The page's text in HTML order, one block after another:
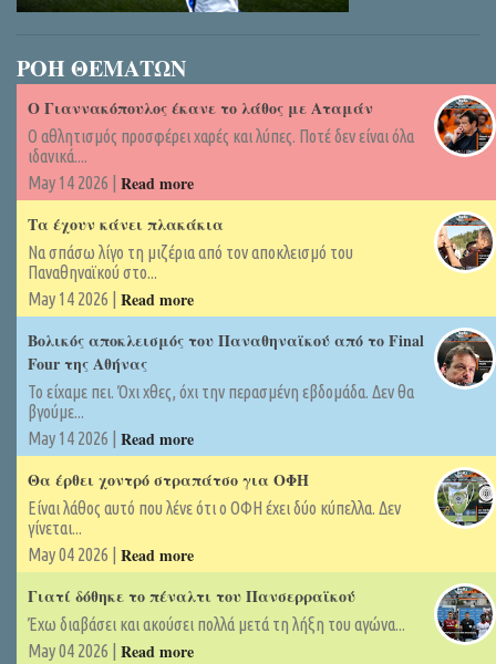
ΡΟΗ ΘΕΜΑΤΩΝ
Ο Γιαννακόπουλος έκανε το λάθος με Αταμάν
Ο αθλητισμός προσφέρει χαρές και λύπες. Ποτέ δεν είναι όλα
ιδανικά....
May 14 2026 | Read more
Τα έχουν κάνει πλακάκια
Να σπάσω λίγο τη μιζέρια από τον αποκλεισμό του
Παναθηναϊκού στο...
May 14 2026 | Read more
Βολικός αποκλεισμός του Παναθηναϊκού από το Final
Four της Αθήνας
Το είχαμε πει. Όχι χθες, όχι την περασμένη εβδομάδα. Δεν θα
βγούμε...
May 14 2026 | Read more
Θα έρθει χοντρό στραπάτσο για ΟΦΗ
Είναι λάθος αυτό που λένε ότι ο ΟΦΗ έχει δύο κύπελλα. Δεν
γίνεται...
May 04 2026 | Read more
Γιατί δόθηκε το πέναλτι του Πανσερραϊκού
Έχω διαβάσει και ακούσει πολλά μετά τη λήξη του αγώνα...
May 04 2026 | Read more